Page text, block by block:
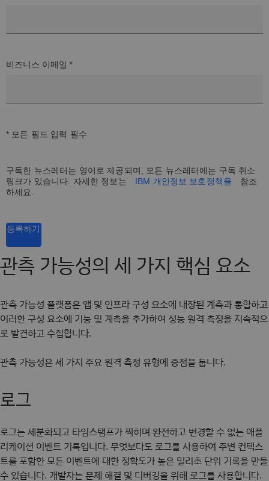
비즈니스 이메일 *
* 모든 필드 입력 필수
구독한 뉴스레터는 영어로 제공되며, 모든 뉴스레터에는 구독 취소
링크가 있습니다. 자세한 정보는
IBM 개인정보 보호정책을
참조
하세요.
등록하기
관측 가능성의 세 가지 핵심 요소
관측 가능성 플랫폼은 앱 및 인프라 구성 요소에 내장된 계측과 통합하고
이러한 구성 요소에 기능 및 계측을 추가하여 성능 원격 측정을 지속적으
로 발견하고 수집합니다.
관측 가능성은 세 가지 주요 원격 측정 유형에 중점을 둡니다.
로그
로그는 세분화되고 타임스탬프가 찍히며 완전하고 변경할 수 없는 애플
리케이션 이벤트 기록입니다. 무엇보다도 로그를 사용하여 주변 컨텍스
트를 포함한 모든 이벤트에 대한 정확도가 높은 밀리초 단위 기록을 만들
수 있습니다. 개발자는 문제 해결 및 디버깅을 위해 로그를 사용합니다.